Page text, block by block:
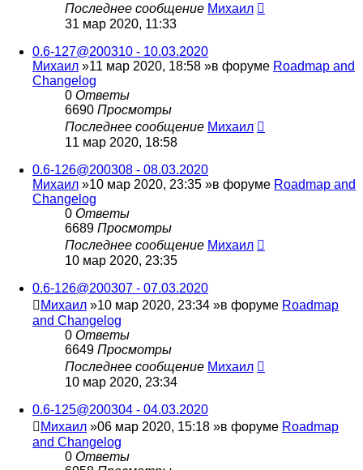
Последнее сообщение Михаил
31 мар 2020, 11:33
0.6-127@200310 - 10.03.2020
Михаил »11 мар 2020, 18:58 »в форуме Roadmap and
Changelog
0 Ответы
6690 Просмотры
Последнее сообщение Михаил
11 мар 2020, 18:58
0.6-126@200308 - 08.03.2020
Михаил »10 мар 2020, 23:35 »в форуме Roadmap and
Changelog
0 Ответы
6689 Просмотры
Последнее сообщение Михаил
10 мар 2020, 23:35
0.6-126@200307 - 07.03.2020
Михаил »10 мар 2020, 23:34 »в форуме Roadmap
and Changelog
0 Ответы
6649 Просмотры
Последнее сообщение Михаил
10 мар 2020, 23:34
0.6-125@200304 - 04.03.2020
Михаил »06 мар 2020, 15:18 »в форуме Roadmap
and Changelog
0 Ответы